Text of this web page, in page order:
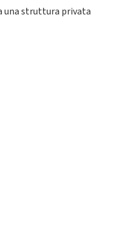
una struttura privata